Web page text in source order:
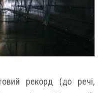
рекорд (до речі,